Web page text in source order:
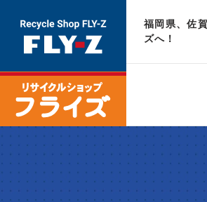
福岡県、佐
ズへ！